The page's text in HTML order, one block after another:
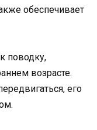
обеспечивает
поводку,
возрасте.
его